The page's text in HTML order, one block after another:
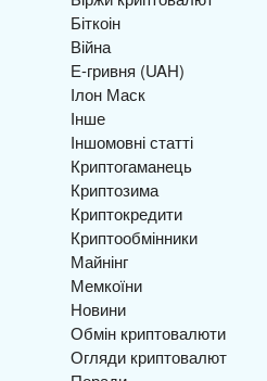
Біткоін
Війна
Е-гривня (UAH)
Ілон Маск
Інше
Іншомовні статті
Криптогаманець
Криптозима
Криптокредити
Криптообмінники
Майнінг
Мемкоїни
Новини
Обмін криптовалюти
Огляди криптовалют